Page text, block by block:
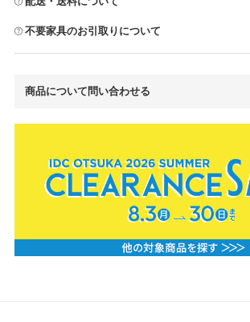
不要家具のお引取りについて
商品について問い合わせる